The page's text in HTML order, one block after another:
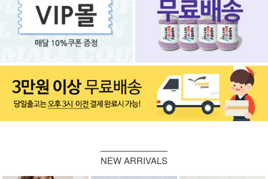
NEW ARRIVALS